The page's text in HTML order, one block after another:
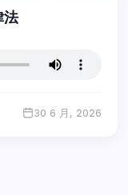
法
30 6 月, 2026